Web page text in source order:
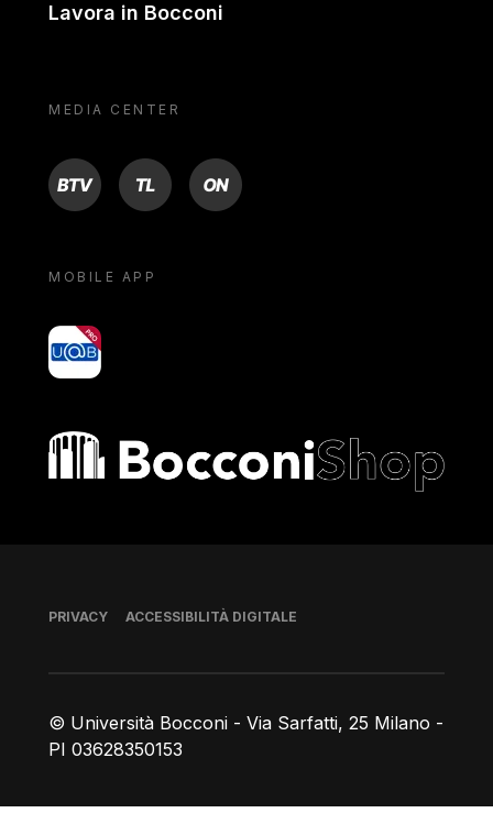
Lavora in Bocconi
MEDIA CENTER
BTV TL ON
MOBILE APP
yoU@B
Bocconi shop
© Università Bocconi - Via Sarfatti, 25 Milano -
PI 03628350153
Piè di pagina
PRIVACY ACCESSIBILITÀ DIGITALE